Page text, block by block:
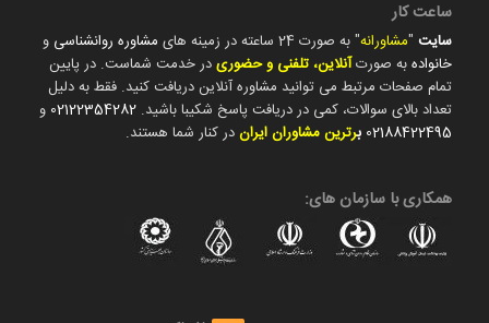
ساعت کار
سایت"مشاورانه" به صورت 24 ساعته در زمینه های مشاوره روانشناسی و
خانوادهبه صورتآنلاین، تلفنی و حضوریدر خدمت شماست. در پایین
تمام صفحات مرتبط می توانید مشاوره آنلاین دریافت کنید. فقط به دلیل
تعداد بالای سوالات، کمی در دریافت پاسخ شکیبا باشید. 02122354282 و
02188422495 برترین مشاوران ایراندر کنار شما هستند.
همکاری با سازمان های: